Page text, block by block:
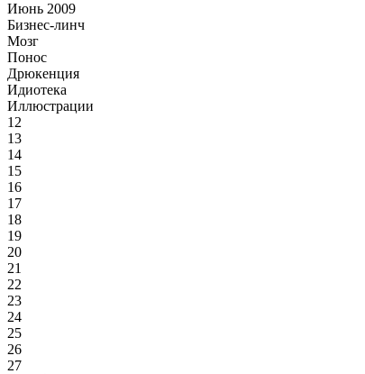
Июнь 2009
Бизнес-линч
Мозг
Понос
Дрюкенция
Идиотека
Иллюстрации
12
13
14
15
16
17
18
19
20
21
22
23
24
25
26
27